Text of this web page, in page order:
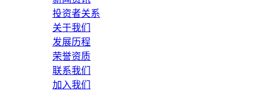
投资者关系
关于我们
发展历程
荣誉资质
联系我们
加入我们